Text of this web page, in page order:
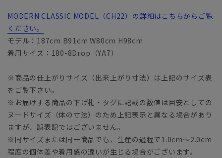
MODERN CLASSIC MODEL（CH22）の詳細はこちらからご覧
ください。
モデル：187cm B91cm W80cm H98cm
着用サイズ：180-8Drop（YA7）
※商品の仕上がりサイズ（出来上がり寸法）は上記のサイズ表
をご覧下さい。
※お届けする商品の下げ札・タグに記載の数値は目安としての
ヌードサイズ（体の寸法）のため上記表示と異なる場合があり
ますが、誤表記ではございません。
※同サイズまたは同一商品でも、生産の過程で1.0cm～2.0cm
程度の個体差や着用感の違いが生じる場合がございます。